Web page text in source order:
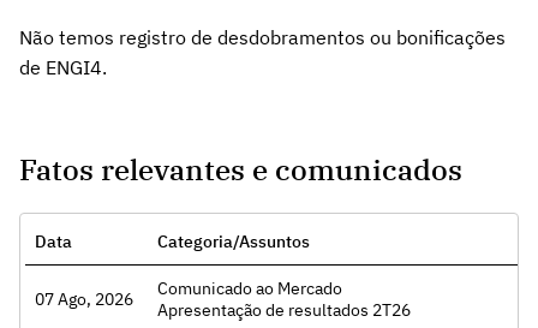
Não temos registro de desdobramentos ou bonificações
de ENGI4.
Fatos relevantes e comunicados
Data Categoria/Assuntos
07 Ago, 2026
Comunicado ao Mercado
Apresentação de resultados 2T26
Acessar